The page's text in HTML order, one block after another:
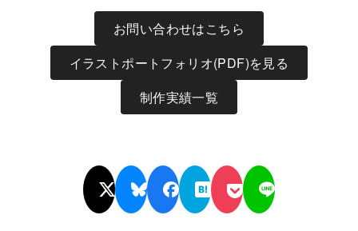
お問い合わせはこちら
イラストポートフォリオ(PDF)を見る
制作実績一覧